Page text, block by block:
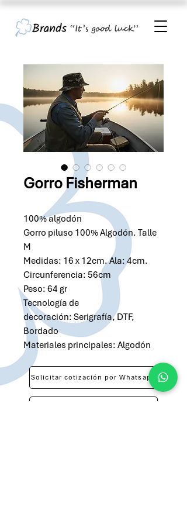
Gorro Fisherman
100% algodón
Gorro piluso 100% Algodón. Talle
M
Medidas: 16 x 12cm. Ala: 4cm.
Circunferencia: 56cm
Peso: 64 gr
Tecnología de
decoración: Serigrafía, DTF,
Bordado
Materiales principales: Algodón
Solicitar cotización por Whatsapp